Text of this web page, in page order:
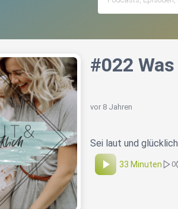
#022
vor 8 Jahren
Sei laut und glücklich
33 Minuten 0